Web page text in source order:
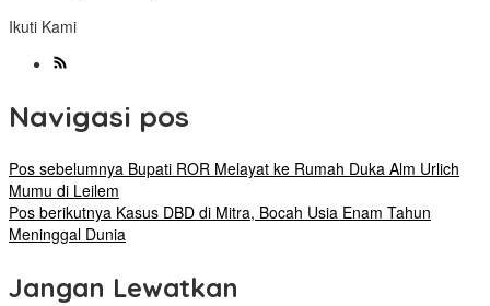
Ikuti Kami
Navigasi pos
Pos sebelumnya Bupati ROR Melayat ke Rumah Duka Alm Urlich
Mumu di Leilem
Pos berikutnya Kasus DBD di Mitra, Bocah Usia Enam Tahun
Meninggal Dunia
Jangan Lewatkan